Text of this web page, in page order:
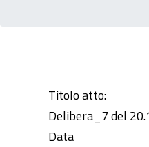
Titolo atto:
Delibera_7 del
Data